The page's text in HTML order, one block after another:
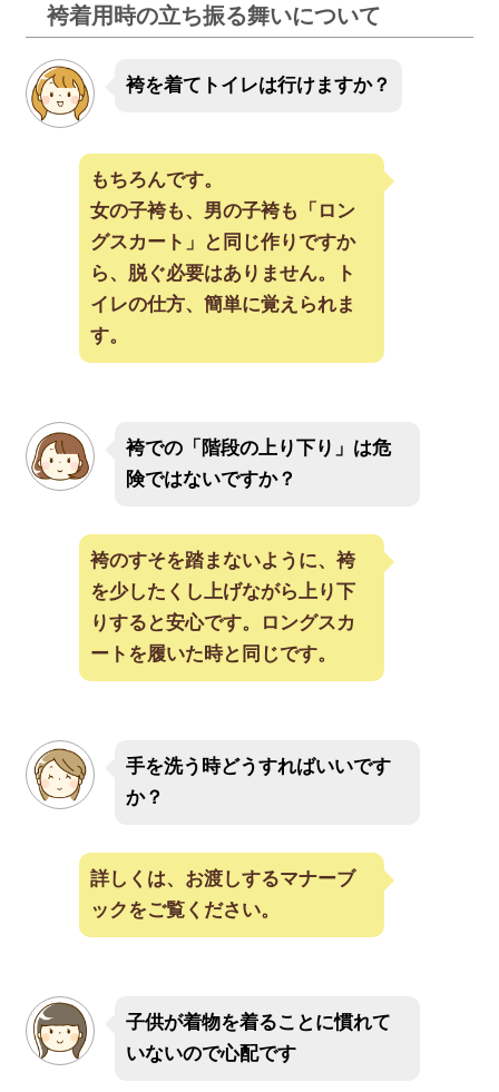
袴着用時の立ち振る舞いについて
袴を着てトイレは行けますか？
もちろんです。
女の子袴も、男の子袴も「ロン
グスカート」と同じ作りですか
ら、脱ぐ必要はありません。ト
イレの仕方、簡単に覚えられま
す。
袴での「階段の上り下り」は危
険ではないですか？
袴のすそを踏まないように、袴
を少したくし上げながら上り下
りすると安心です。ロングスカ
ートを履いた時と同じです。
手を洗う時どうすればいいです
か？
詳しくは、お渡しするマナーブ
ックをご覧ください。
子供が着物を着ることに慣れて
いないので心配です